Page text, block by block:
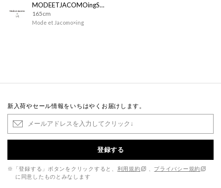
MODEETJACOMOingSTAFF
165cm
Mode et Jacomo×ing
新入荷やセール情報をいちはやくお届けします。
登録する
※「登録する」ボタンをクリックすると、 利用規約
プライバシー規約
に同意したものとみなします